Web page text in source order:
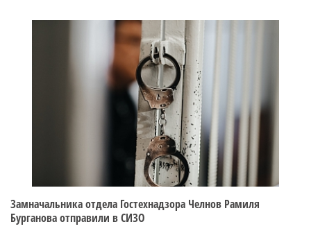
Замначальника отдела Гостехнадзора Челнов Рамиля
Бурганова отправили в СИЗО